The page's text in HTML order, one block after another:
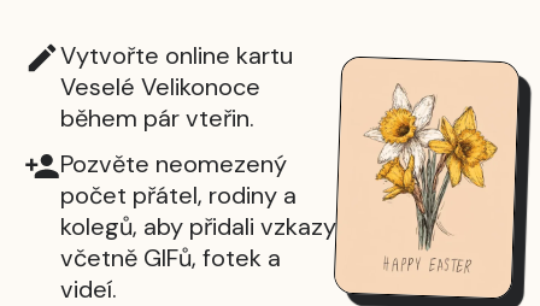
Vytvořte online kartu
Veselé Velikonoce
během pár vteřin.
Pozvěte neomezený
počet přátel, rodiny a
kolegů, aby přidali vzkazy
včetně GIFů, fotek a
videí.